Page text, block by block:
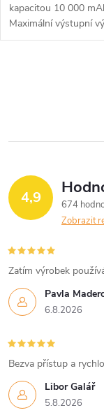
kapacitou 10 000
Maximální výstupní
W Rychlé nabíjení až
l
d
a
c
í
p
r
v
k
4,9
674
Zobrazit
Pavla
6.8.2026
Zatím výrobek
Libor Galář
5.8.2026
Bezva přístup a